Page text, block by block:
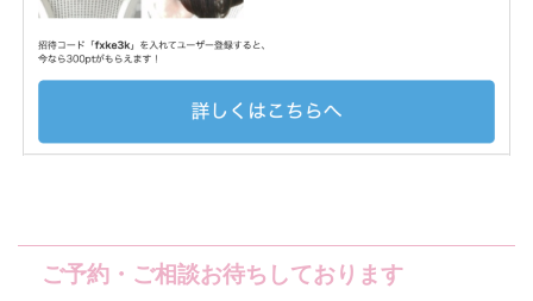
ご予約・ご相談お待ちしております